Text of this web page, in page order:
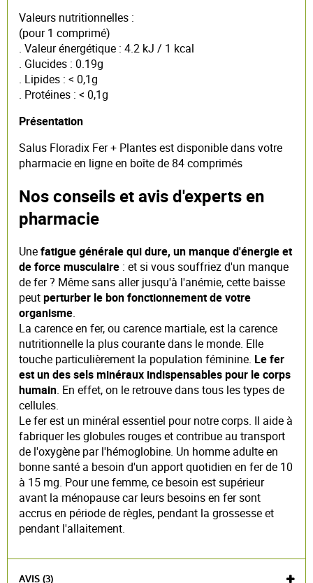
Valeurs nutritionnelles :
(pour 1 comprimé)
. Valeur énergétique : 4.2 kJ / 1 kcal
. Glucides : 0.19g
. Lipides : < 0,1g
. Protéines : < 0,1g
Présentation
Salus Floradix Fer + Plantes est disponible dans votre
pharmacie en ligne en boîte de 84 comprimés
Nos conseils et avis d'experts en
pharmacie
Unefatigue générale qui dure, un manque d'énergie et
de force musculaire : et si vous souffriez d'un manque
de fer ? Même sans aller jusqu'à l'anémie, cette baisse
peutperturber le bon fonctionnement de votre
organisme.
La carence en fer, ou carence martiale, est la carence
nutritionnelle la plus courante dans le monde. Elle
touche particulièrement la population féminine. Le fer
est un des sels minéraux indispensables pour le corps
humain. En effet, on le retrouve dans tous les types de
cellules.
Le fer est un minéral essentiel pour notre corps. Il aide à
fabriquer les globules rouges et contribue au transport
de l'oxygène par l'hémoglobine. Un homme adulte en
bonne santé a besoin d'un apport quotidien en fer de 10
à 15 mg. Pour une femme, ce besoin est supérieur
avant la ménopause car leurs besoins en fer sont
accrus en période de règles, pendant la grossesse et
pendant l'allaitement.
AVIS (3)